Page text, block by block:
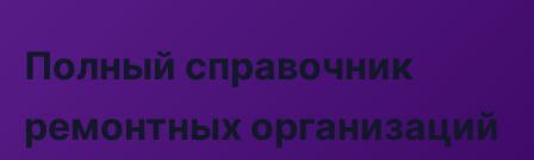
Полный справочник
ремонтных организаций